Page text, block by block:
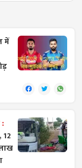
में
:
12